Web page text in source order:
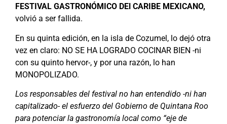
FESTIVAL GASTRONÓMICO DEl CARIBE MEXICANO,
volvió a ser fallida.
En su quinta edición, en la isla de Cozumel, lo dejó otra
vez en claro: NO SE HA LOGRADO COCINAR BIEN -ni
con su quinto hervor-, y por una razón, lo han
MONOPOLIZADO.
Los responsables del festival no han entendido -ni han
capitalizado- el esfuerzo del Gobierno de Quintana Roo
para potenciar la gastronomía local como “eje de